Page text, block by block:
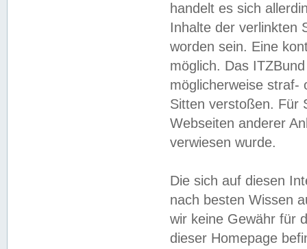
handelt es sich
Inhalte der verlinkten
worden sein. Eine
möglich. Das
möglicherweise straf-
Sitten verstoßen. Für
Webseiten anderer
verwiesen wurde.
Die sich auf diesen
nach besten Wissen
wir keine Gewähr für
dieser Homepage